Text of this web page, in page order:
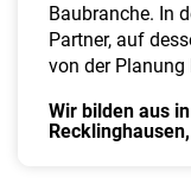
Baubranche. In
Partner, auf
von der
Wir bilden aus